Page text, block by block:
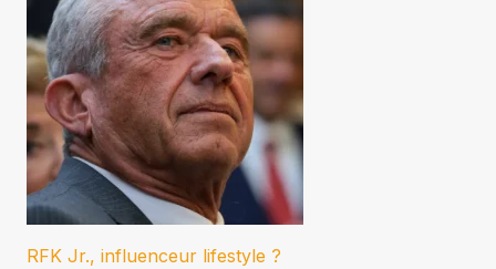
RFK Jr., influenceur lifestyle ?